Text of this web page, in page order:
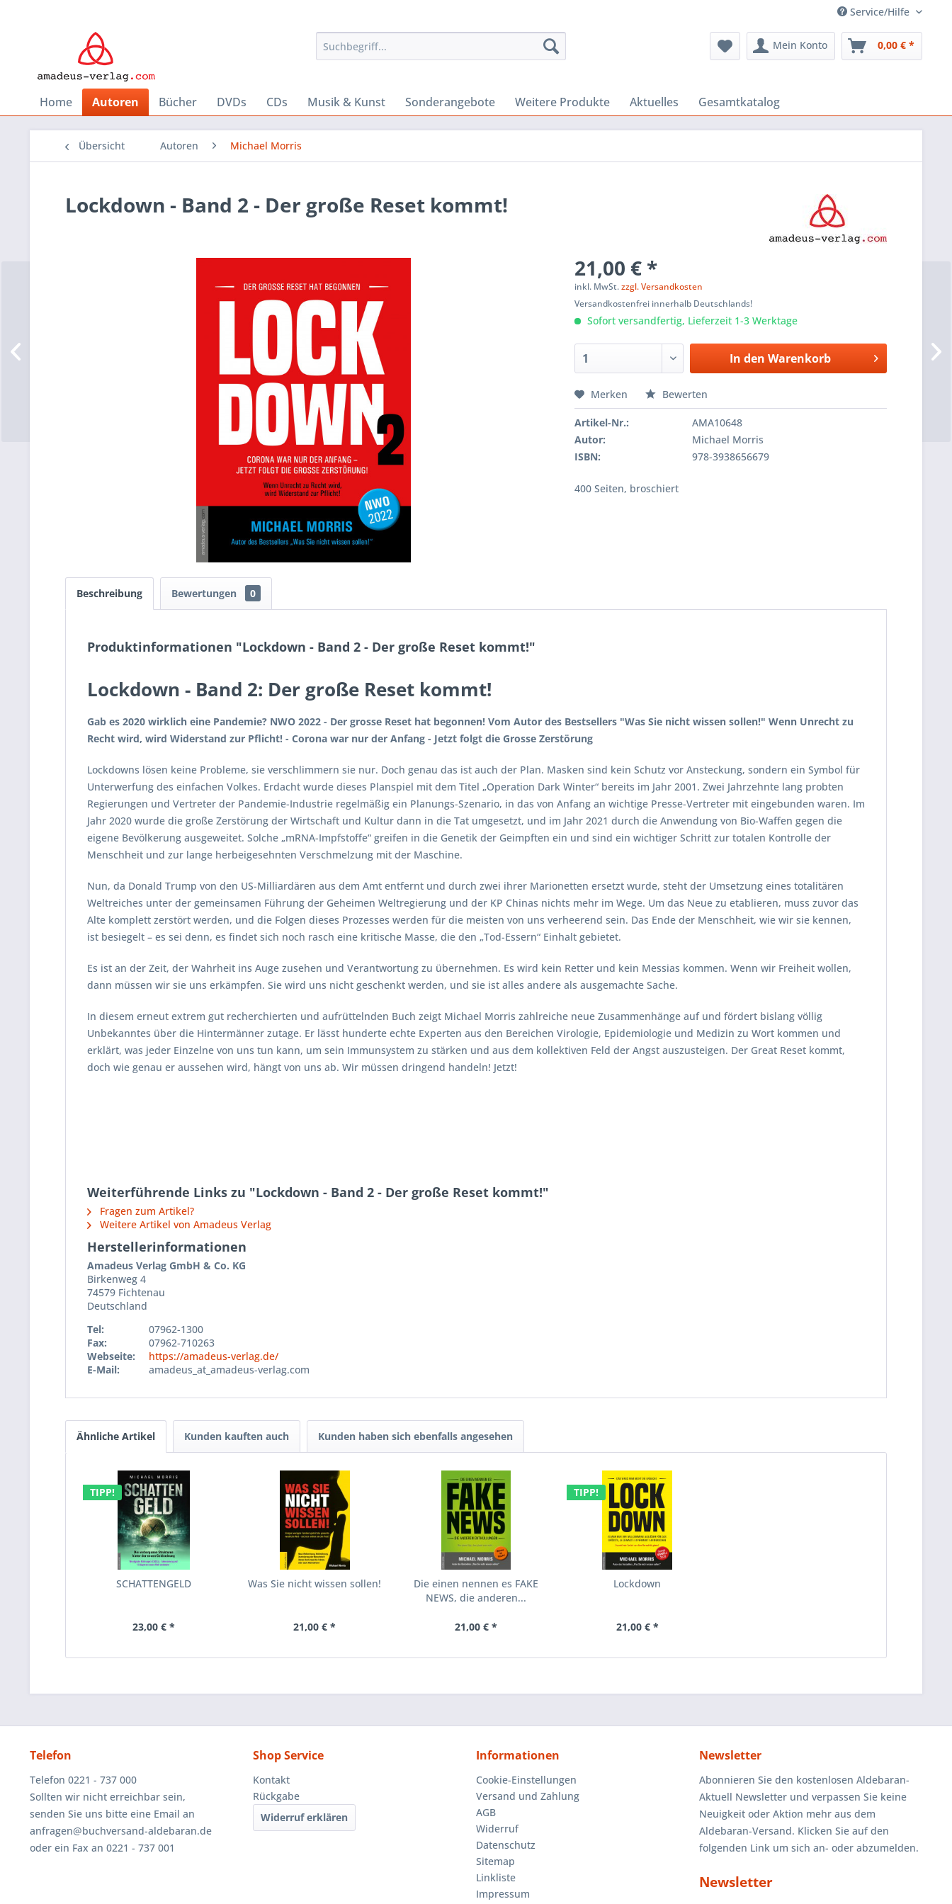
Service/Hilfe
Mein Konto 0,00 € *
Home Autoren Bücher DVDs CDs Musik & Kunst Sonderangebote Weitere Produkte Aktuelles Gesamtkatalog
Übersicht Autoren Michael Morris
Lockdown - Band 2 - Der große Reset kommt!
21,00 € *
inkl. MwSt.zzgl. Versandkosten
Versandkostenfrei innerhalb Deutschlands!
Sofort versandfertig, Lieferzeit 1-3 Werktage
In den Warenkorb
Merken Bewerten
Artikel-Nr.:
AMA10648
Autor:
Michael Morris
ISBN:
978-3938656679
400 Seiten, broschiert
Beschreibung Bewertungen 0
Produktinformationen "Lockdown - Band 2 - Der große Reset kommt!"
Lockdown - Band 2: Der große Reset kommt!
Gab es 2020 wirklich eine Pandemie? NWO 2022 - Der grosse Reset hat begonnen! Vom Autor des Bestsellers "Was Sie nicht wissen sollen!" Wenn Unrecht zu
Recht wird, wird Widerstand zur Pflicht! - Corona war nur der Anfang - Jetzt folgt die Grosse Zerstörung
Lockdowns lösen keine Probleme, sie verschlimmern sie nur. Doch genau das ist auch der Plan. Masken sind kein Schutz vor Ansteckung, sondern ein Symbol für
Unterwerfung des einfachen Volkes. Erdacht wurde dieses Planspiel mit dem Titel „Operation Dark Winter“ bereits im Jahr 2001. Zwei Jahrzehnte lang probten
Regierungen und Vertreter der Pandemie-Industrie regelmäßig ein Planungs-Szenario, in das von Anfang an wichtige Presse-Vertreter mit eingebunden waren. Im
Jahr 2020 wurde die große Zerstörung der Wirtschaft und Kultur dann in die Tat umgesetzt, und im Jahr 2021 durch die Anwendung von Bio-Waffen gegen die
eigene Bevölkerung ausgeweitet. Solche „mRNA-Impfstoffe“ greifen in die Genetik der Geimpften ein und sind ein wichtiger Schritt zur totalen Kontrolle der
Menschheit und zur lange herbeigesehnten Verschmelzung mit der Maschine.
Nun, da Donald Trump von den US-Milliardären aus dem Amt entfernt und durch zwei ihrer Marionetten ersetzt wurde, steht der Umsetzung eines totalitären
Weltreiches unter der gemeinsamen Führung der Geheimen Weltregierung und der KP Chinas nichts mehr im Wege. Um das Neue zu etablieren, muss zuvor das
Alte komplett zerstört werden, und die Folgen dieses Prozesses werden für die meisten von uns verheerend sein. Das Ende der Menschheit, wie wir sie kennen,
ist besiegelt – es sei denn, es findet sich noch rasch eine kritische Masse, die den „Tod-Essern“ Einhalt gebietet.
Es ist an der Zeit, der Wahrheit ins Auge zusehen und Verantwortung zu übernehmen. Es wird kein Retter und kein Messias kommen. Wenn wir Freiheit wollen,
dann müssen wir sie uns erkämpfen. Sie wird uns nicht geschenkt werden, und sie ist alles andere als ausgemachte Sache.
In diesem erneut extrem gut recherchierten und aufrüttelnden Buch zeigt Michael Morris zahlreiche neue Zusammenhänge auf und fördert bislang völlig
Unbekanntes über die Hintermänner zutage. Er lässt hunderte echte Experten aus den Bereichen Virologie, Epidemiologie und Medizin zu Wort kommen und
erklärt, was jeder Einzelne von uns tun kann, um sein Immunsystem zu stärken und aus dem kollektiven Feld der Angst auszusteigen. Der Great Reset kommt,
doch wie genau er aussehen wird, hängt von uns ab. Wir müssen dringend handeln! Jetzt!
Weiterführende Links zu "Lockdown - Band 2 - Der große Reset kommt!"
Fragen zum Artikel?
Weitere Artikel von Amadeus Verlag
Herstellerinformationen
Amadeus Verlag GmbH & Co. KG
Birkenweg 4
74579 Fichtenau
Deutschland
Tel:
07962-1300
Fax:
07962-710263
Webseite:
https://amadeus-verlag.de/
E-Mail:
amadeus_at_amadeus-verlag.com
Ähnliche Artikel Kunden kauften auch Kunden haben sich ebenfalls angesehen
TIPP!
SCHATTENGELD
23,00 € *
Was Sie nicht wissen sollen!
21,00 € *
Die einen nennen es FAKE
NEWS, die anderen...
21,00 € *
TIPP!
Lockdown
21,00 € *
Telefon
Telefon 0221 - 737 000
Sollten wir nicht erreichbar sein,
senden Sie uns bitte eine Email an
anfragen@buchversand-aldebaran.de
oder ein Fax an 0221 - 737 001
Shop Service
Kontakt
Rückgabe
Widerruf erklären
Informationen
Cookie-Einstellungen
Versand und Zahlung
AGB
Widerruf
Datenschutz
Sitemap
Linkliste
Impressum
Newsletter
Abonnieren Sie den kostenlosen Aldebaran-
Aktuell Newsletter und verpassen Sie keine
Neuigkeit oder Aktion mehr aus dem
Aldebaran-Versand. Klicken Sie auf den
folgenden Link um sich an- oder abzumelden.
Newsletter